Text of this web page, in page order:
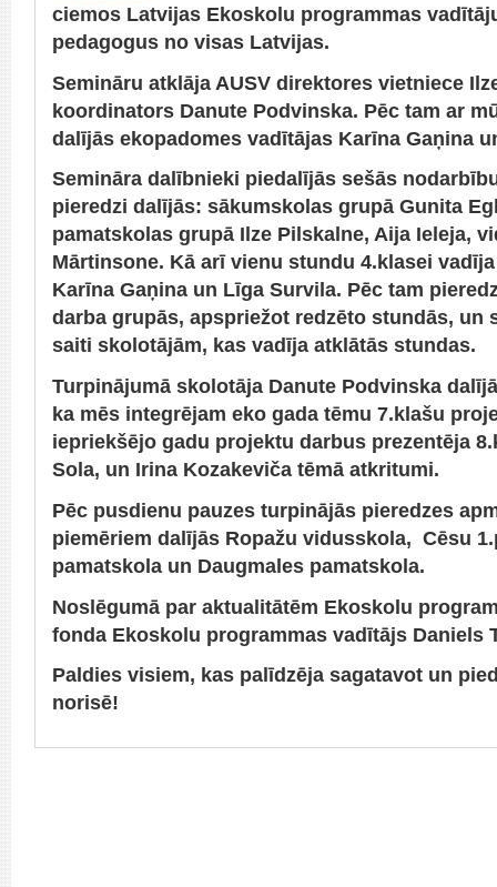
ciemos Latvijas Ekoskolu programmas
pedagogus no visas Latvijas.
Semināru atklāja AUSV direktores vietniece
koordinators Danute Podvinska. Pēc tam ar
dalījās ekopadomes vadītājas Karīna Gaņina
Semināra dalībnieki piedalījās sešās
pieredzi dalījās: sākumskolas grupā Gunita
pamatskolas grupā Ilze Pilskalne, Aija Ieleja,
Mārtinsone. Kā arī vienu stundu 4.klasei
Karīna Gaņina un Līga Survila. Pēc tam
darba grupās, apspriežot redzēto stundās, un
saiti skolotājām, kas vadīja atklātās stundas.
Turpinājumā skolotāja Danute Podvinska
ka mēs integrējam eko gada tēmu 7.klašu
iepriekšējo gadu projektu darbus prezentēja
Sola, un Irina Kozakeviča tēmā atkritumi.
Pēc pusdienu pauzes turpinājās pieredzes
piemēriem dalījās Ropažu vidusskola, Cēsu
pamatskola un Daugmales pamatskola.
Noslēgumā par aktualitātēm Ekoskolu
fonda Ekoskolu programmas vadītājs Daniels
Paldies visiem, kas palīdzēja sagatavot un
norisē!